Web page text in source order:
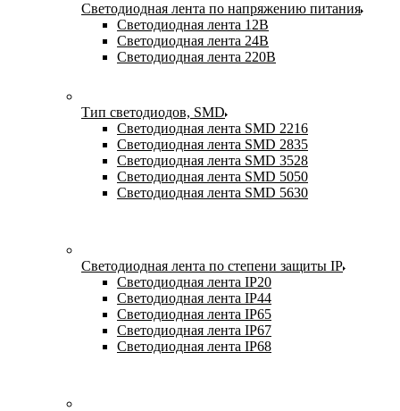
Светодиодная лента по напряжению питания
Светодиодная лента 12В
Светодиодная лента 24В
Светодиодная лента 220В
Тип светодиодов, SMD
Cветодиодная лента SMD 2216
Светодиодная лента SMD 2835
Светодиодная лента SMD 3528
Светодиодная лента SMD 5050
Светодиодная лента SMD 5630
Светодиодная лента по степени защиты IP
Светодиодная лента IP20
Светодиодная лента IP44
Светодиодная лента IP65
Светодиодная лента IP67
Светодиодная лента IP68